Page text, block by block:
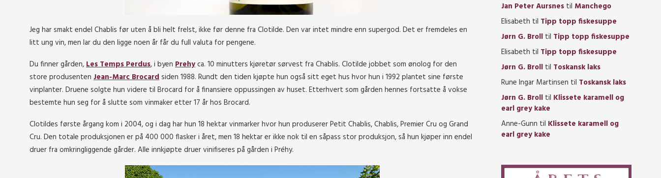
Jeg har smakt endel Chablis før uten å bli helt frelst, ikke før denne fra Clotilde. Den var intet mindre enn supergod. Det er fremdeles en
litt ung vin, men lar du den ligge noen år får du full valuta for pengene.
Du finner gården,Les Temps Perdus, i byen Prehyca. 10 minutters kjøretør sørvest fra Chablis. Clotilde jobbet som ønolog for den
store produsenten Jean-Marc Brocardsiden 1988. Rundt den tiden kjøpte hun også sitt eget hus hvor hun i 1992 plantet sine første
vinplanter. Druene solgte hun videre til Brocard for å finansiere oppussingen av huset. Etterhvert som gården hennes fortsatte å vokse
bestemte hun seg for å slutte som vinmaker etter 17 år hos Brocard.
Clotildes første årgang kom i 2004, og i dag har hun 18 hektar vinmarker hvor hun produserer Petit Chablis, Chablis, Premier Cru og Grand
Cru. Den totale produksjonen er på 400 000 flasker i året, men 18 hektar er ikke nok til en såpass stor produksjon, så hun kjøper inn endel
druer fra omkringliggende gårder. Alle innkjøpte druer vinifiseres på gården i Préhy.
Jan Peter Aursnes til Manchego
Elisabeth til Tipp topp fiskesuppe
Jørn G. Broll til Tipp topp fiskesuppe
Elisabeth til Tipp topp fiskesuppe
Jørn G. Broll til Toskansk laks
Rune Ingar Martinsen til Toskansk laks
Jørn G. Broll til Klissete karamell og
earl grey kake
Anne-Gunn til Klissete karamell og
earl grey kake